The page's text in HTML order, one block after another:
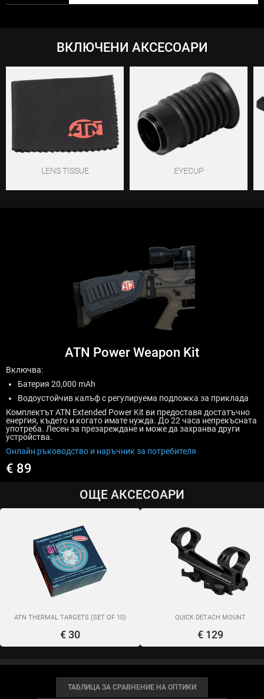
ВКЛЮЧЕНИ АКСЕСОАРИ
LENS TISSUE EYECUP
ATN Power Weapon Kit
Включва:
Батерия 20,000 mAh
Водоустойчив калъф с регулируема подложка за приклада
Комплектът ATN Extended Power Kit ви предоставя достатъчно
енергия, където и когато имате нужда. До 22 часа непрекъсната
употреба. Лесен за презареждане и може да захранва други
устройства.
Онлайн ръководство и наръчник за потребителя
€ 89
ОЩЕ АКСЕСОАРИ
ATN THERMAL TARGETS (SET OF 10)
€ 30
QUICK DETACH MOUNT
€ 129
ТАБЛИЦА ЗА СРАВНЕНИЕ НА ОПТИКИ